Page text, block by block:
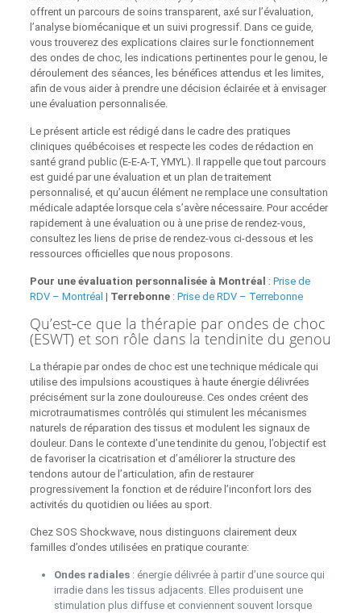
offrent un parcours de soins transparent, axé sur l’évaluation,
l’analyse biomécanique et un suivi progressif. Dans ce guide,
vous trouverez des explications claires sur le fonctionnement
des ondes de choc, les indications pertinentes pour le genou, le
déroulement des séances, les bénéfices attendus et les limites,
afin de vous aider à prendre une décision éclairée et à envisager
une évaluation personnalisée.
Le présent article est rédigé dans le cadre des pratiques
cliniques québécoises et respecte les codes de rédaction en
santé grand public (E‑E‑A‑T, YMYL). Il rappelle que tout parcours
est guidé par une évaluation et un plan de traitement
personnalisé, et qu’aucun élément ne remplace une consultation
médicale adaptée lorsque cela s’avère nécessaire. Pour accéder
rapidement à une évaluation ou à une prise de rendez‑vous,
consultez les liens de prise de rendez‑vous ci‑dessous et les
ressources officielles que nous proposons.
Pour une évaluation personnalisée à Montréal : Prise de
RDV – Montréal | Terrebonne: Prise de RDV – Terrebonne
Qu’est‑ce que la thérapie par ondes de choc
(ESWT) et son rôle dans la tendinite du genou
La thérapie par ondes de choc est une technique médicale qui
utilise des impulsions acoustiques à haute énergie délivrées
précisément sur la zone douloureuse. Ces ondes créent des
microtraumatismes contrôlés qui stimulent les mécanismes
naturels de réparation des tissus et modulent les signaux de
douleur. Dans le contexte d’une tendinite du genou, l’objectif est
de favoriser la cicatrisation et d’améliorer la structure des
tendons autour de l’articulation, afin de restaurer
progressivement la fonction et de réduire l’inconfort lors des
activités du quotidien ou liées au sport.
Chez SOS Shockwave, nous distinguons clairement deux
familles d’ondes utilisées en pratique courante:
Ondes radiales: énergie délivrée à partir d’une source qui
irradie dans les tissus adjacents. Elles produisent une
stimulation plus diffuse et conviennent souvent lorsque